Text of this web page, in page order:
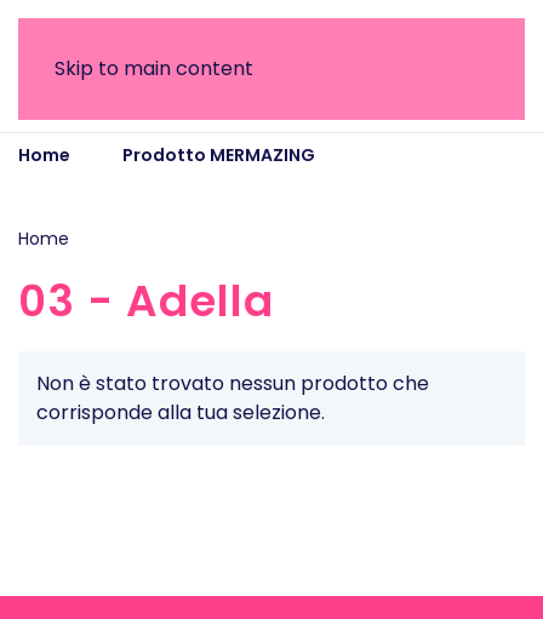
Skip to main content
Home Prodotto MERMAZING
Home
03 - Adella
Non è stato trovato nessun prodotto che
corrisponde alla tua selezione.